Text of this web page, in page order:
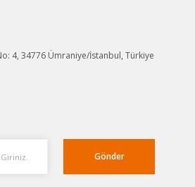
4, 34776 Ümraniye/İstanbul, Türkiye
Gönder